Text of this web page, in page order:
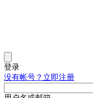
登录
没有帐号？立即注册